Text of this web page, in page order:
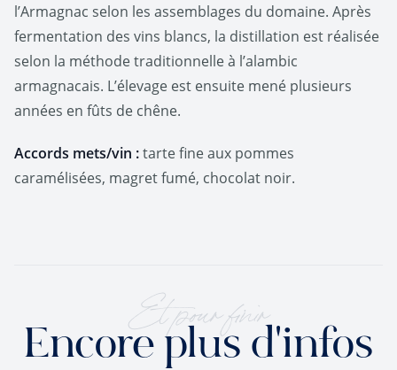
l’Armagnac selon les assemblages du domaine. Après
fermentation des vins blancs, la distillation est réalisée
selon la méthode traditionnelle à l’alambic
armagnacais. L’élevage est ensuite mené plusieurs
années en fûts de chêne.
Accords mets/vin :tarte fine aux pommes
caramélisées, magret fumé, chocolat noir.
Et pour finir
Encore plus d'infos